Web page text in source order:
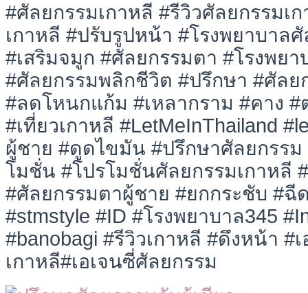
#ศัลยกรรมเกาหลี #รีวิวศัลยกรรมเ
เกาหลี #ปรับรูปหน้า #โรงพยาบาล
#เสริมจมูก #ศัลยกรรมตา #โรงพยา
#ศัลยกรรมพลิกชีวิต #ปรึกษา #ศัลย
#ลดโหนกแก้ม #เหลากราม #คาง
#เที่ยวเกาหลี #LetMeInThailand
ผู้ชาย #ดูดไขมัน #ปรึกษาศัลยกรรม
โมชั่น #โปรโมชั่นศัลยกรรมเกาหลี
#ศัลยกรรมตาผู้ชาย #ยกกระชับ #
#stmstyle #ID #โรงพยาบาล345
#banobagi #รีวิวเกาหลี #ดึงหน้า #
เกาหลี#เอเจนซี่ศัลยกรรม